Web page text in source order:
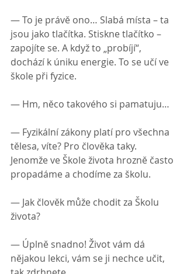
— To je právě ono… Slabá místa – ta
jsou jako tlačítka. Stiskne tlačítko –
zapojíte se. A když to „probíjí“,
dochází k úniku energie. To se učí ve
škole při fyzice.
— Hm, něco takového si pamatuju…
— Fyzikální zákony platí pro všechna
tělesa, víte? Pro člověka taky.
Jenomže ve Škole života hrozně často
propadáme a chodíme za školu.
— Jak člověk může chodit za Školu
života?
— Úplně snadno! Život vám dá
nějakou lekci, vám se ji nechce učit,